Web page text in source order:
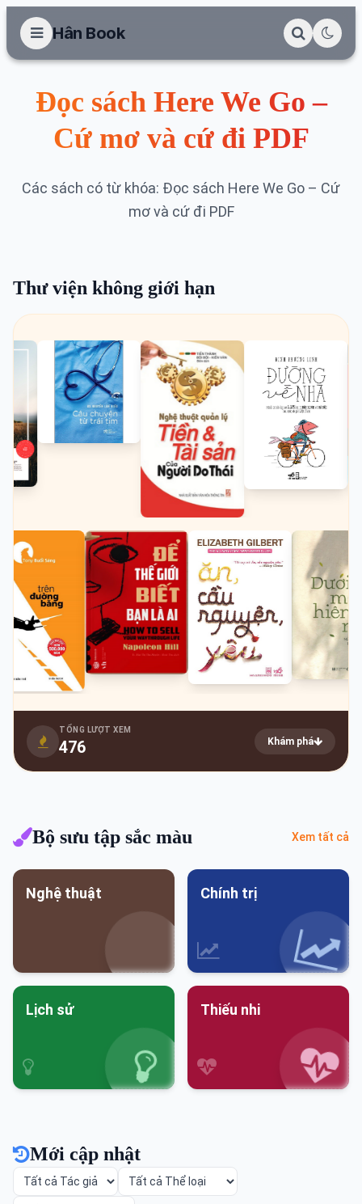
Hân Book
Đọc sách Here We Go –
Cứ mơ và cứ đi PDF
Các sách có từ khóa: Đọc sách Here We Go – Cứ
mơ và cứ đi PDF
Thư viện không giới hạn
TỔNG LƯỢT XEM
476 Khám phá
Bộ sưu tập sắc màu Xem tất cả
Nghệ thuật Chính trị
Lịch sử Thiếu nhi
Mới cập nhật